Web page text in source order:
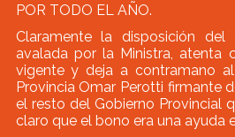
POR TODO EL AÑO.
Claramente la disposición del
avalada por la Ministra, atenta
vigente y deja a contramano
Provincia Omar Perotti firmante
el resto del Gobierno Provincial
claro que el bono era una ayuda